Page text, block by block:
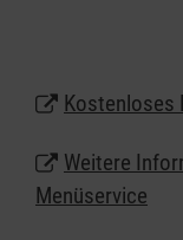
zum flexiblen
Informationen
Kostenloses
Weitere
Menüservice